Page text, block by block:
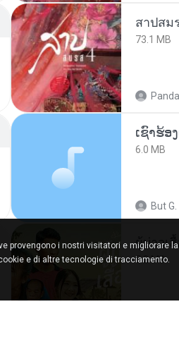
สาปสม
73.1 MB
6.0 MB
But G.
ผู้บ่าวเ
5.2 MB
provengono i nostri visitatori e migliorare
e di altre tecnologie di tracciamento.